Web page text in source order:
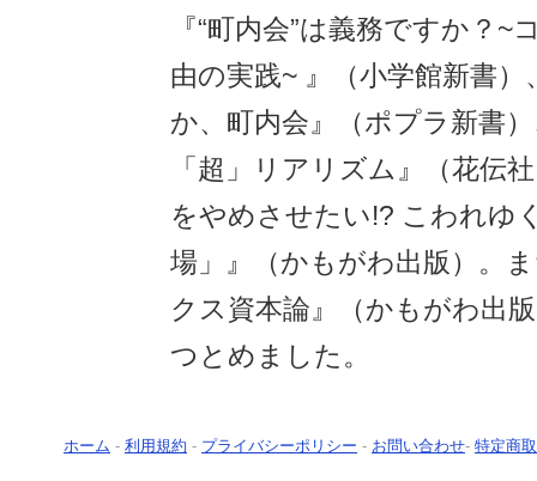
『“町内会”は義務ですか？
由の実践~ 』（小学館新書
か、町内会』（ポプラ新書
「超」リアリズム』（花伝
をやめさせたい!? こわれゆ
場」』（かもがわ出版）。
クス資本論』（かもがわ出
つとめました。
ホーム - 利用規約 - プライバシーポリシー - お問い合わせ- 特定商